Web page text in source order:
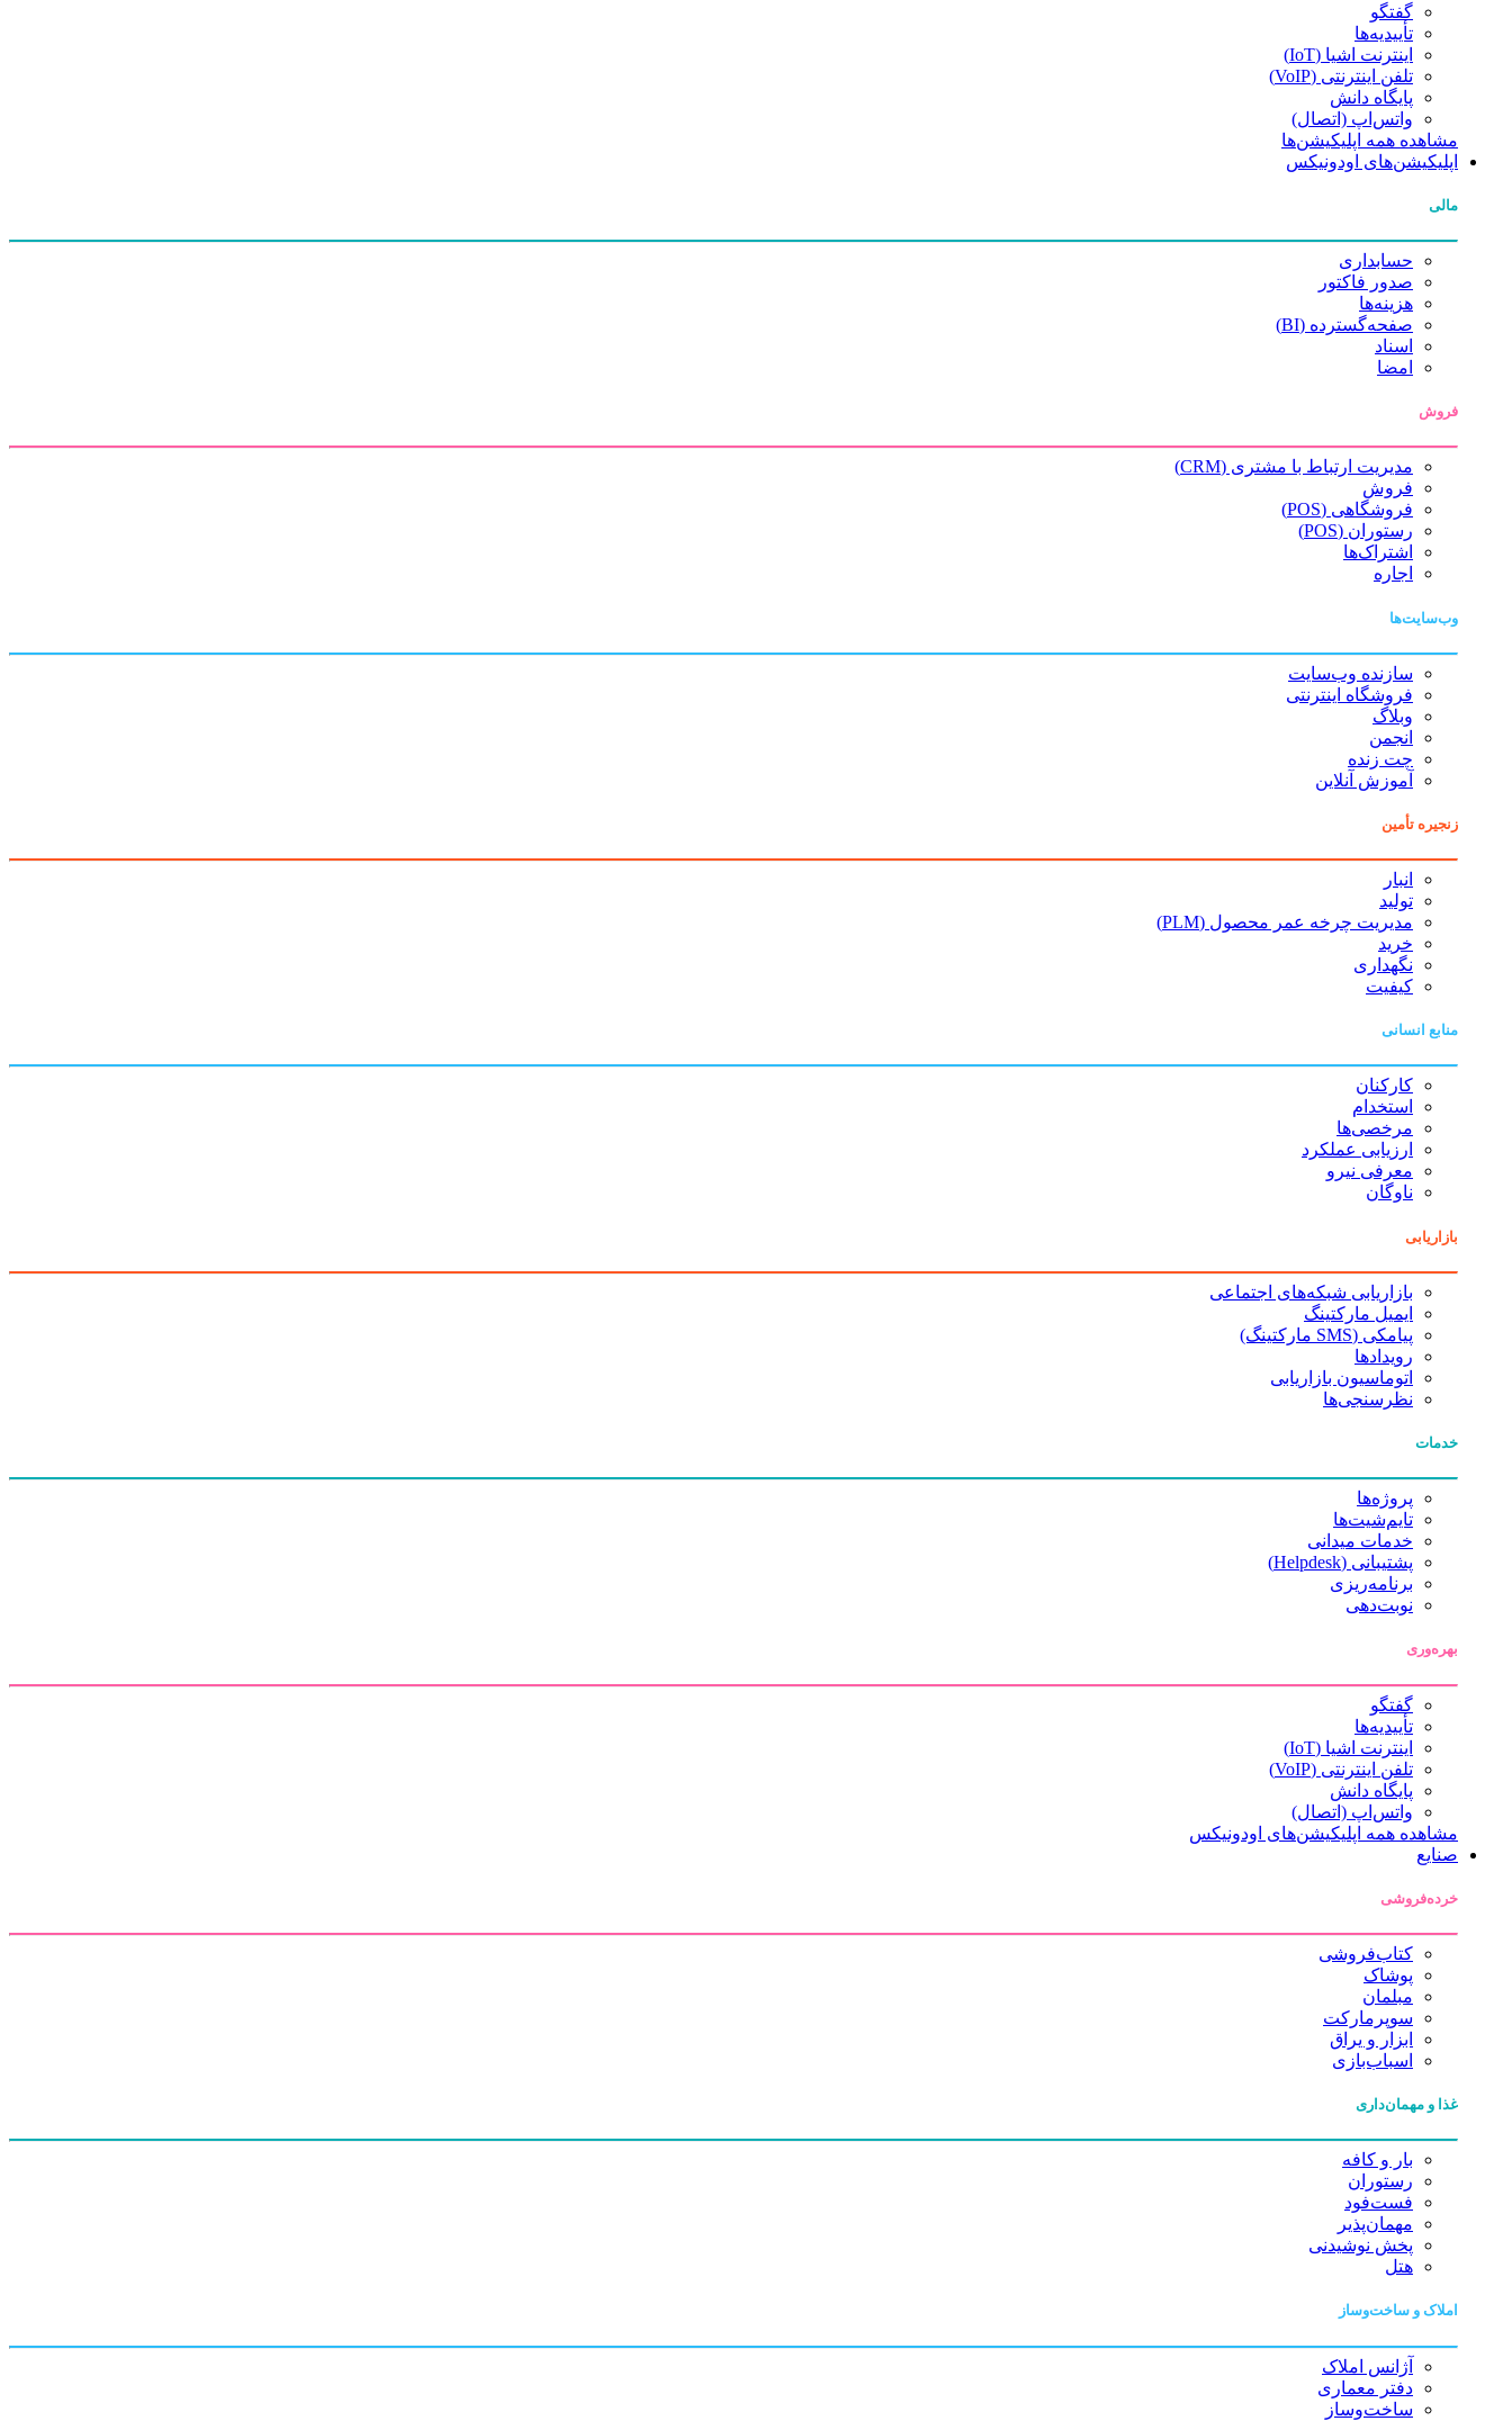
گفتگو
تأییدیه‌ها
اینترنت اشیا (IoT)
تلفن اینترنتی (VoIP)
پایگاه دانش
واتس‌اپ (اتصال)
مشاهده همه اپلیکیشن‌ها
اپلیکیشن‌های اودونیکس
مالی
حسابداری
صدور فاکتور
هزینه‌ها
صفحه‌گسترده (BI)
اسناد
امضا
فروش
مدیریت ارتباط با مشتری (CRM)
فروش
فروشگاهی (POS)
رستوران (POS)
اشتراک‌ها
اجاره
وب‌سایت‌ها
سازنده وب‌سایت
فروشگاه اینترنتی
وبلاگ
انجمن
چت زنده
آموزش آنلاین
زنجیره تأمین
انبار
تولید
مدیریت چرخه عمر محصول (PLM)
خرید
نگهداری
کیفیت
منابع انسانی
کارکنان
استخدام
مرخصی‌ها
ارزیابی عملکرد
معرفی نیرو
ناوگان
بازاریابی
بازاریابی شبکه‌های اجتماعی
ایمیل مارکتینگ
پیامکی (SMS مارکتینگ)
رویدادها
اتوماسیون بازاریابی
نظرسنجی‌ها
خدمات
پروژه‌ها
تایم‌شیت‌ها
خدمات میدانی
پشتیبانی (Helpdesk)
برنامه‌ریزی
نوبت‌دهی
بهره‌وری
گفتگو
تأییدیه‌ها
اینترنت اشیا (IoT)
تلفن اینترنتی (VoIP)
پایگاه دانش
واتس‌اپ (اتصال)
مشاهده همه اپلیکیشن‌های اودونیکس
صنایع
خرده‌فروشی
کتاب‌فروشی
پوشاک
مبلمان
سوپرمارکت
ابزار و یراق
اسباب‌بازی
غذا و مهمان‌داری
بار و کافه
رستوران
فست‌فود
مهمان‌پذیر
پخش نوشیدنی
هتل
املاک و ساخت‌وساز
آژانس املاک
دفتر معماری
ساخت‌وساز